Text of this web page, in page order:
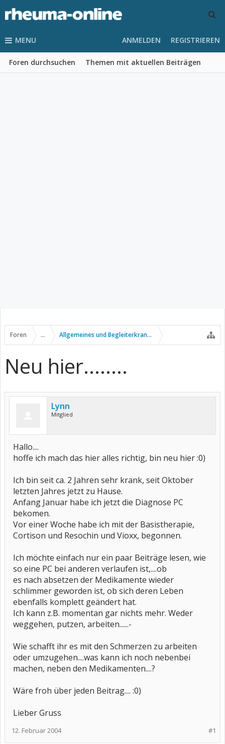
MENU
Foren durchsuchen Themen mit aktuellen Beiträgen
ANMELDEN REGISTRIEREN
Foren ... Allgemeines und Begleiterkrankungen
Neu hier........
Lynn
Mitglied
Hallo....
hoffe ich mach das hier alles richtig, bin neu hier :0)
Ich bin seit ca. 2 Jahren sehr krank, seit Oktober
letzten Jahres jetzt zu Hause.
Anfang Januar habe ich jetzt die Diagnose PC
bekomen.
Vor einer Woche habe ich mit der Basistherapie,
Cortison und Resochin und Vioxx, begonnen.
Ich möchte einfach nur ein paar Beiträge lesen, wie
so eine PC bei anderen verlaufen ist,....ob
es nach absetzen der Medikamente wieder
schlimmer geworden ist, ob sich deren Leben
ebenfalls komplett geändert hat.
Ich kann z.B. momentan gar nichts mehr. Weder
weggehen, putzen, arbeiten......-
Wie schafft ihr es mit den Schmerzen zu arbeiten
oder umzugehen....was kann ich noch nebenbei
machen, neben den Medikamenten....?
Wäre froh über jeden Beitrag.... :0)
Lieber Gruss
#1
12. Februar 2004